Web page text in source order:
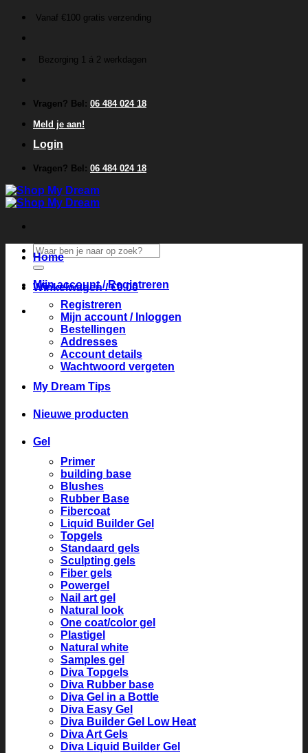
inhoud
Vanaf €100 gratis verzending
Bezorging 1 á 2 werkdagen
Vragen? Bel: 06 484 024 18
Meld je aan!
Login
Vragen? Bel: 06 484 024 18
Zoeken
naar:
Winkelwagen /€0.00
Home
Mijn account / Registreren
Registreren
Mijn account / Inloggen
Bestellingen
Addresses
Account details
Wachtwoord vergeten
My Dream Tips
Nieuwe producten
Gel
Primer
building base
Blushes
Rubber Base
Fibercoat
Liquid Builder Gel
Topgels
Standaard gels
Sculpting gels
Fiber gels
Powergel
Nail art gel
Natural look
One coat/color gel
Plastigel
Natural white
Samples gel
Diva Topgels
Diva Rubber base
Diva Gel in a Bottle
Diva Easy Gel
Diva Builder Gel Low Heat
Diva Art Gels
Diva Liquid Builder Gel